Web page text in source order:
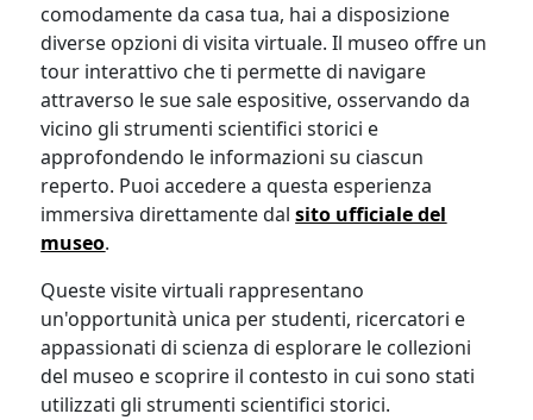
comodamente da casa tua, hai a disposizione
diverse opzioni di visita virtuale. Il museo offre un
tour interattivo che ti permette di navigare
attraverso le sue sale espositive, osservando da
vicino gli strumenti scientifici storici e
approfondendo le informazioni su ciascun
reperto. Puoi accedere a questa esperienza
immersiva direttamente dalsito ufficiale del
museo.
Queste visite virtuali rappresentano
un'opportunità unica per studenti, ricercatori e
appassionati di scienza di esplorare le collezioni
del museo e scoprire il contesto in cui sono stati
utilizzati gli strumenti scientifici storici.